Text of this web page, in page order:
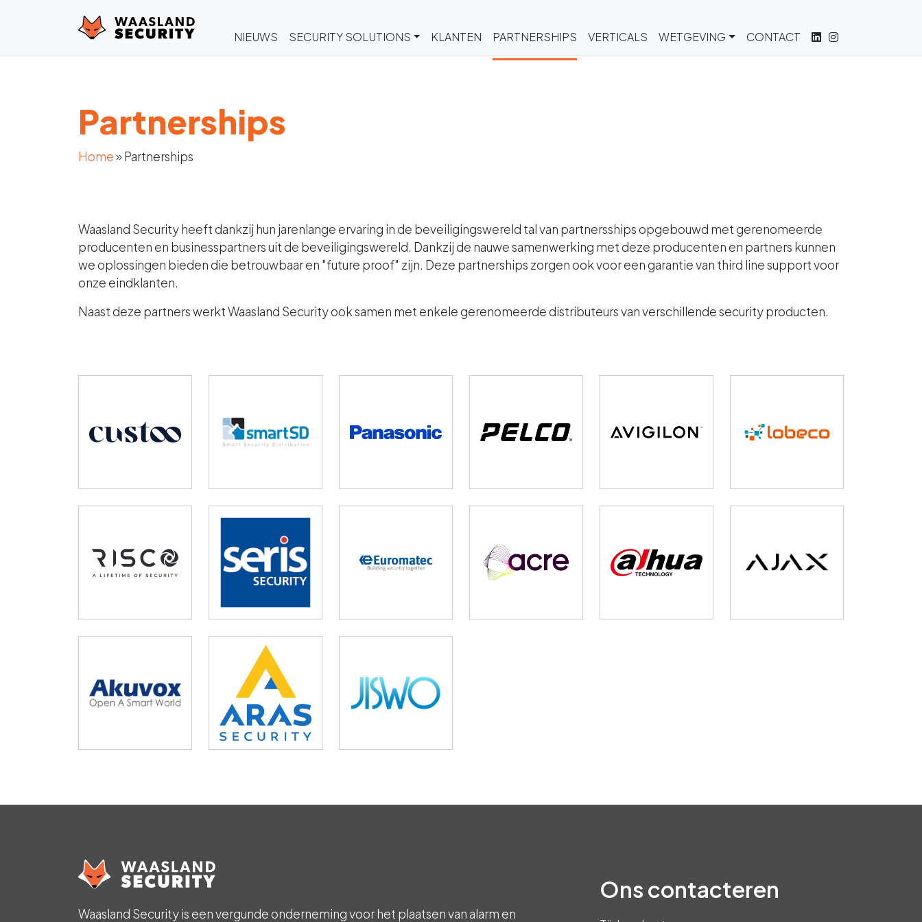
NIEUWS SECURITY SOLUTIONS KLANTEN PARTNERSHIPS VERTICALS WETGEVING CONTACT
Partnerships
Home»Partnerships
Waasland Security heeft dankzij hun jarenlange ervaring in de beveiligingswereld tal van partnersships opgebouwd met gerenomeerde
producenten en businesspartners uit de beveiligingswereld. Dankzij de nauwe samenwerking met deze producenten en partners kunnen
we oplossingen bieden die betrouwbaar en "future proof" zijn. Deze partnerships zorgen ook voor een garantie van third line support voor
onze eindklanten.
Naast deze partners werkt Waasland Security ook samen met enkele gerenomeerde distributeurs van verschillende security producten.
Waasland Security is een vergunde onderneming voor het plaatsen van alarm en
Ons contacteren